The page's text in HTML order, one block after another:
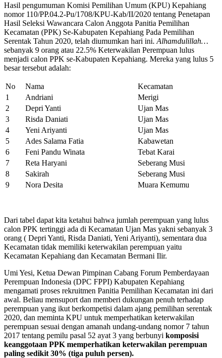
Hasil pengumuman Komisi Pemilihan Umum (KPU) Kepahiang
nomor 110/PP.04.2-Pu/1708/KPU-Kab/II/2020 tentang Penetapan
Hasil Seleksi Wawancara Calon Anggota Panitia Pemilihan
Kecamatan (PPK) Se-Kabupaten Kepahiang Pada Pemilihan
Serentak Tahun 2020, telah diumumkan hari ini. Alhamdulillah…
sebanyak 9 orang atau 22.5% Keterwakilan Perempuan lulus
menjadi calon PPK se-Kabupaten Kepahiang. Mereka yang lulus 5
besar tersebut adalah:
No Nama
Kecamatan
1
Andriani
Merigi
2
Depri Yanti
Ujan Mas
3
Risda Daniati
Ujan Mas
4
Yeni Ariyanti
Ujan Mas
5
Ades Salama Fatia
Kabawetan
6
Feni Pandu Winata
Tebat Karai
7
Reta Haryani
Seberang Musi
8
Sakirah
Seberang Musi
9
Nora Desita Muara Kemumu
Dari tabel dapat kita ketahui bahwa jumlah perempuan yang lulus
calon PPK tertinggi ada di Kecamatan Ujan Mas yakni sebanyak 3
orang ( Depri Yanti, Risda Daniati, Yeni Ariyanti), sementara dua
Kecamatan tidak memiliki keterwakilan perempuan yaitu
Kecamatan Kepahiang dan Kecamatan Bermani Ilir.
Umi Yesi, Ketua Dewan Pimpinan Cabang Forum Pemberdayaan
Perempuan Indonesia (DPC FPPI) Kabupaten Kepahiang
mengamati proses rekruitmen Panitia Pemilihan Kecamatan ini dari
awal. Beliau mensuport dan memberi dukungan penuh terhadap
perempuan yang ikut berkompetisi dalam ajang pemilihan serentak
2020, dan meminta KPU untuk memperhatikan keterwakilan
perempuan sesuai dengan amanah undang-undang nomor 7 tahun
2017 tentang pemilu pasal 52 ayat 3 yang berbunyi komposisi
keanggotaan PPK memperhatikan keterwakilan perempuan
paling sedikit 30% (tiga puluh persen).